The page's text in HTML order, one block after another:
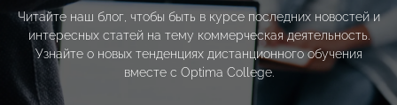
Читайте наш блог, чтобы быть в курсе последних новостей и
интересных статей на тему коммерческая деятельность.
Узнайте о новых тенденциях дистанционного обучения
вместе с Optima College.